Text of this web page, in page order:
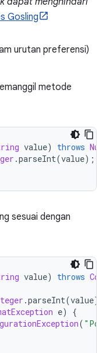
Gosling
urutan preferensi)
metode
value) throws
.parseInt(value);
sesuai dengan
value) throws
.parseInt(value);
e)
{
(